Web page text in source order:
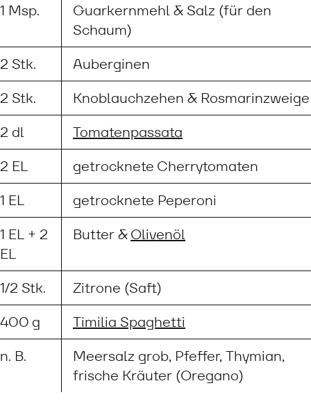
1 Msp.
Guarkernmehl & Salz (für den
Schaum)
2 Stk.
Auberginen
2 Stk.
Knoblauchzehen & Rosmarinzweige
2 dl
Tomatenpassata
2 EL
getrocknete Cherrytomaten
1 EL
getrocknete Peperoni
1 EL + 2
EL
Butter &Olivenöl
1/2 Stk.
Zitrone (Saft)
400 g
Timilia Spaghetti
n. B.
Meersalz grob, Pfeffer, Thymian,
frische Kräuter (Oregano)